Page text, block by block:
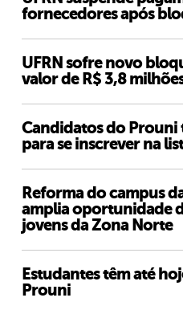
fornecedores após
UFRN sofre novo
valor de R$ 3,8
Candidatos do Prouni
para se inscrever na
Reforma do campus
amplia oportunidade
jovens da Zona Norte
Estudantes têm até
Prouni